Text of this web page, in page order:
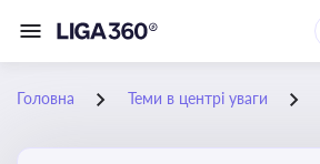
Головна Теми в центрі уваги